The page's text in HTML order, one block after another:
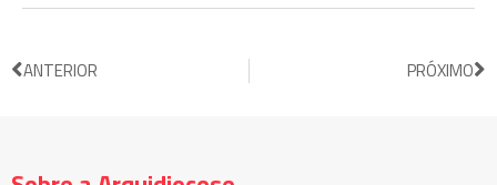
ANTERIOR PRÓXIMO